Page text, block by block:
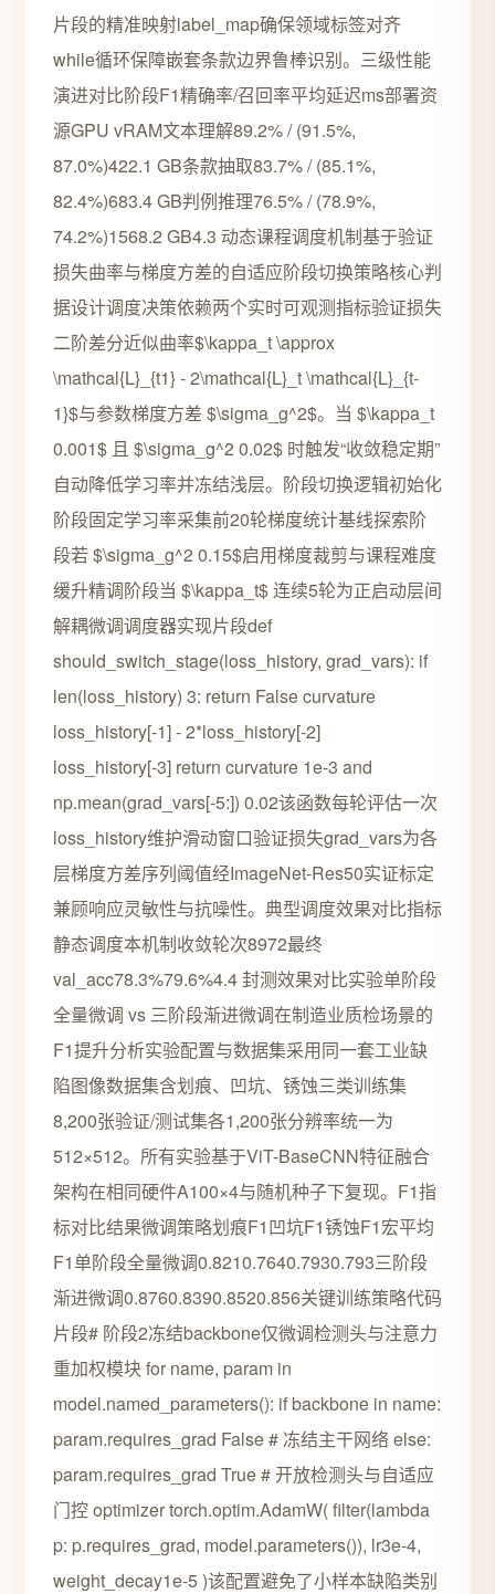
片段的精准映射label_map确保领域标签对齐
while循环保障嵌套条款边界鲁棒识别。三级性能
演进对比阶段F1精确率/召回率平均延迟ms部署资
源GPU vRAM文本理解89.2% / (91.5%,
87.0%)422.1 GB条款抽取83.7% / (85.1%,
82.4%)683.4 GB判例推理76.5% / (78.9%,
74.2%)1568.2 GB4.3 动态课程调度机制基于验证
损失曲率与梯度方差的自适应阶段切换策略核心判
据设计调度决策依赖两个实时可观测指标验证损失
二阶差分近似曲率$\kappa_t \approx
\mathcal{L}_{t1} - 2\mathcal{L}_t \mathcal{L}_{t-
1}$与参数梯度方差 $\sigma_g^2$。当 $\kappa_t
0.001$ 且 $\sigma_g^2 0.02$ 时触发“收敛稳定期”
自动降低学习率并冻结浅层。阶段切换逻辑初始化
阶段固定学习率采集前20轮梯度统计基线探索阶
段若 $\sigma_g^2 0.15$启用梯度裁剪与课程难度
缓升精调阶段当 $\kappa_t$ 连续5轮为正启动层间
解耦微调调度器实现片段def
should_switch_stage(loss_history, grad_vars): if
len(loss_history) 3: return False curvature
loss_history[-1] - 2*loss_history[-2]
loss_history[-3] return curvature 1e-3 and
np.mean(grad_vars[-5:]) 0.02该函数每轮评估一次
loss_history维护滑动窗口验证损失grad_vars为各
层梯度方差序列阈值经ImageNet-Res50实证标定
兼顾响应灵敏性与抗噪性。典型调度效果对比指标
静态调度本机制收敛轮次8972最终
val_acc78.3%79.6%4.4 封测效果对比实验单阶段
全量微调 vs 三阶段渐进微调在制造业质检场景的
F1提升分析实验配置与数据集采用同一套工业缺
陷图像数据集含划痕、凹坑、锈蚀三类训练集
8,200张验证/测试集各1,200张分辨率统一为
512×512。所有实验基于ViT-BaseCNN特征融合
架构在相同硬件A100×4与随机种子下复现。F1指
标对比结果微调策略划痕F1凹坑F1锈蚀F1宏平均
F1单阶段全量微调0.8210.7640.7930.793三阶段
渐进微调0.8760.8390.8520.856关键训练策略代码
片段# 阶段2冻结backbone仅微调检测头与注意力
重加权模块 for name, param in
model.named_parameters(): if backbone in name:
param.requires_grad False # 冻结主干网络 else:
param.requires_grad True # 开放检测头与自适应
门控 optimizer torch.optim.AdamW( filter(lambda
p: p.requires_grad, model.parameters()), lr3e-4,
weight_decay1e-5 )该配置避免了小样本缺陷类别